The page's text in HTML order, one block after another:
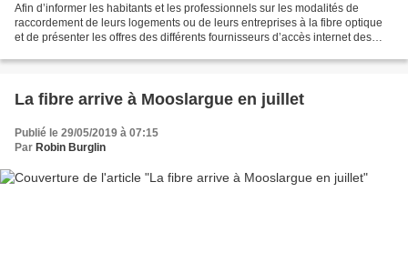
Afin d’informer les habitants et les professionnels sur les modalités de
raccordement de leurs logements ou de leurs entreprises à la fibre optique
et de présenter les offres des différents fournisseurs d’accès internet des
La fibre arrive à Mooslargue en juillet
Publié le 29/05/2019 à 07:15
Par Robin Burglin